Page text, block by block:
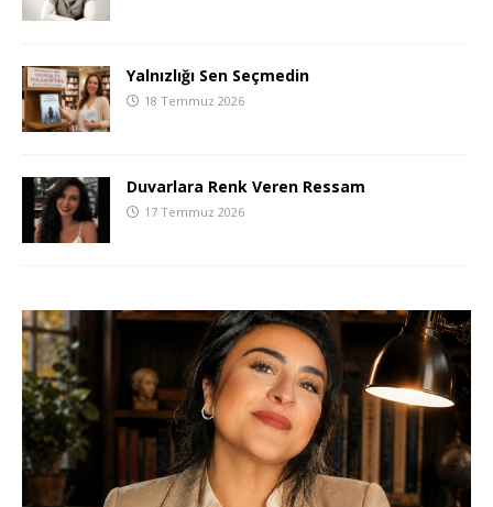
Yalnızlığı Sen Seçmedin
18 Temmuz 2026
Duvarlara Renk Veren Ressam
17 Temmuz 2026